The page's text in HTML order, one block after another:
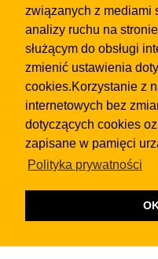
związanych z mediami
analizy ruchu na
służącym do obsługi
zmienić ustawienia
cookies.Korzystanie z
internetowych bez
dotyczących cookies
zapisane w pamięci
Polityka prywatności
regulaminu
© 2026Wydawnictwo NEON sp. z o.o.
KRAWCZYK s.c.) z siedzibą w